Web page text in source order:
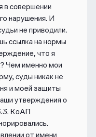
в совершении
нарушения. И
не приводили.
ссылка на нормы
что я
Чем именно мои
суды никак не
и моей защиты
утверждения о
КоАП
от имени